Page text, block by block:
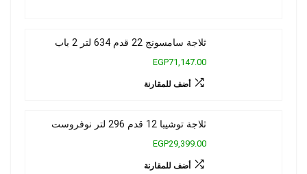
ثلاجة سامسونج 22 قدم 634 لتر 2 باب
EGP71,147.00
أضف للمقارنة
ثلاجة توشيبا 12 قدم 296 لتر نوفروست
EGP29,399.00
أضف للمقارنة